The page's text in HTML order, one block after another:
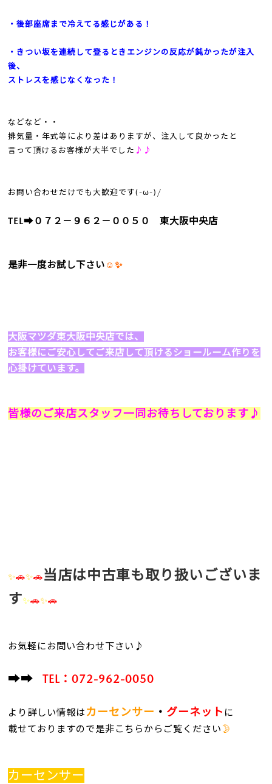
・後部座席まで冷えてる感じがある！
・きつい坂を連続して登るときエンジンの反応が鈍かったが注入
後、
ストレスを感じなくなった！
などなど・・
排気量・年式等により差はありますが、注入して良かったと
言って頂けるお客様が大半でした ♪♪
お問い合わせだけでも大歓迎です(-ω-)/
TEL➡０７２－９６２－００５０ 東大阪中央店
是非一度お試し下さい ☺✨
大阪マツダ東大阪中央店では、
お客様にご安心してご来店して頂けるショールーム作りを
心掛けています。
皆様のご来店スタッフ一同お待ちしております♪
✨🚗✨🚗当店は中古車も取り扱いございま
す✨🚗✨🚗
お気軽にお問い合わせ下さい♪
➡➡ TEL：072-962-0050
より詳しい情報は カーセンサー ・ グーネット に
載せておりますので是非こちらからご覧ください 🌛
カーセンサー